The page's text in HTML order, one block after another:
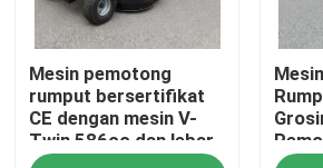
Rumah
Mesin pemotong
rumput bersertifikat
CE dengan mesin V-
Twin 586cc dan lebar
pemotongan 40,2 inci